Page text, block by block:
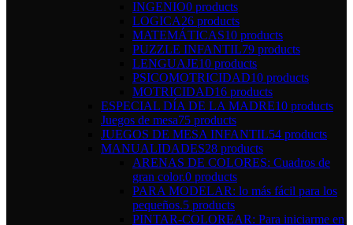
INGENIO0 products
LOGICA26 products
MATEMÁTICAS10 products
PUZZLE INFANTIL79 products
LENGUAJE10 products
PSICOMOTRICIDAD10 products
MOTRICIDAD16 products
ESPECIAL DÍA DE LA MADRE10 products
Juegos de mesa75 products
JUEGOS DE MESA INFANTIL54 products
MANUALIDADES28 products
ARENAS DE COLORES: Cuadros de
gran color.0 products
PARA MODELAR: lo más fácil para los
pequeños.5 products
PINTAR-COLOREAR: Para iniciarme en